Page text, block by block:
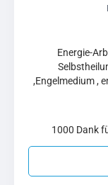
Energie-
,Engelmedium ,
1000 Dank